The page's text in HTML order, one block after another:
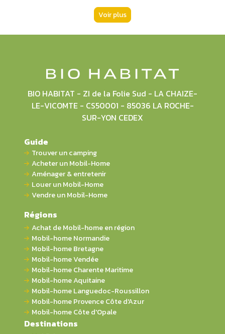
Voir plus
BIO HABITAT - ZI de la Folie Sud - LA CHAIZE-
LE-VICOMTE - CS50001 - 85036 LA ROCHE-
SUR-YON CEDEX
Guide
Trouver un camping
Acheter un Mobil-Home
Aménager & entretenir
Louer un Mobil-Home
Vendre un Mobil-Home
Régions
Achat de Mobil-home en région
Mobil-home Normandie
Mobil-home Bretagne
Mobil-home Vendée
Mobil-home Charente Maritime
Mobil-home Aquitaine
Mobil-home Languedoc-Roussillon
Mobil-home Provence Côte d'Azur
Mobil-home Côte d'Opale
Destinations